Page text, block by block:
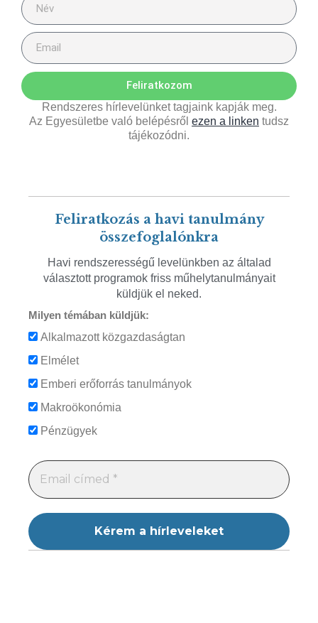
Feliratkozom
Rendszeres hírlevelünket tagjaink kapják meg.
Az Egyesületbe való belépésről ezen a linken tudsz
tájékozódni.
Feliratkozás a havi tanulmány
összefoglalónkra
Havi rendszerességű levelünkben az általad
választott programok friss műhelytanulmányait
küldjük el neked.
Milyen témában küldjük:
Alkalmazott közgazdaságtan
Elmélet
Emberi erőforrás tanulmányok
Makroökonómia
Pénzügyek